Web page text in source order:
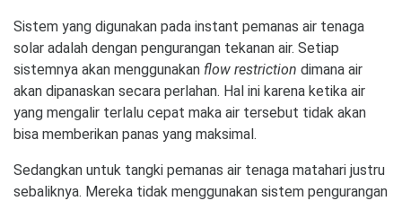
Sistem yang digunakan pada instant pemanas air tenaga
solar adalah dengan pengurangan tekanan air. Setiap
sistemnya akan menggunakan flow restriction dimana air
akan dipanaskan secara perlahan. Hal ini karena ketika air
yang mengalir terlalu cepat maka air tersebut tidak akan
bisa memberikan panas yang maksimal.
Sedangkan untuk tangki pemanas air tenaga matahari justru
sebaliknya. Mereka tidak menggunakan sistem pengurangan